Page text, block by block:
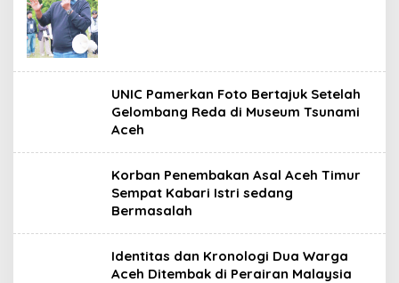
UNIC Pamerkan Foto Bertajuk Setelah
Gelombang Reda di Museum Tsunami
Aceh
Korban Penembakan Asal Aceh Timur
Sempat Kabari Istri sedang
Bermasalah
Identitas dan Kronologi Dua Warga
Aceh Ditembak di Perairan Malaysia